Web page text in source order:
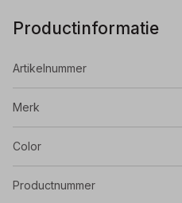
Productinformatie
Artikelnummer
Merk
Color
Productnummer